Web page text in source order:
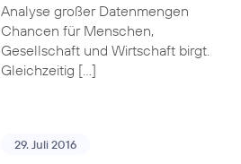
Analyse großer Datenmengen
Chancen für Menschen,
Gesellschaft und Wirtschaft birgt.
Gleichzeitig […]
29. Juli 2016